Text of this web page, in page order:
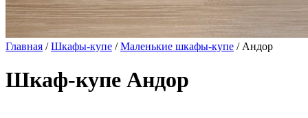
Главная /Шкафы-купе /Маленькие шкафы-купе / Андор
Шкаф-купе Андор